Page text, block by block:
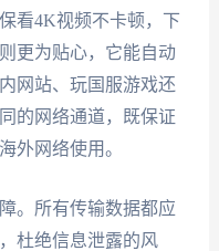
看4K视频不卡顿，下
更为贴心，它能自动
网站、玩国服游戏还
的网络通道，既保证
外网络使用。
。所有传输数据都应
杜绝信息泄露的风